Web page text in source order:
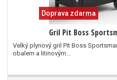
Doprava zdarma
Gril Pit Boss
Velký plynový gril Pit Boss
obalem a litinovým...